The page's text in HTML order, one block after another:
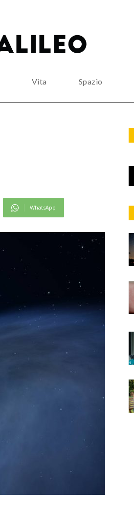
Vita Spazio
WhatsApp